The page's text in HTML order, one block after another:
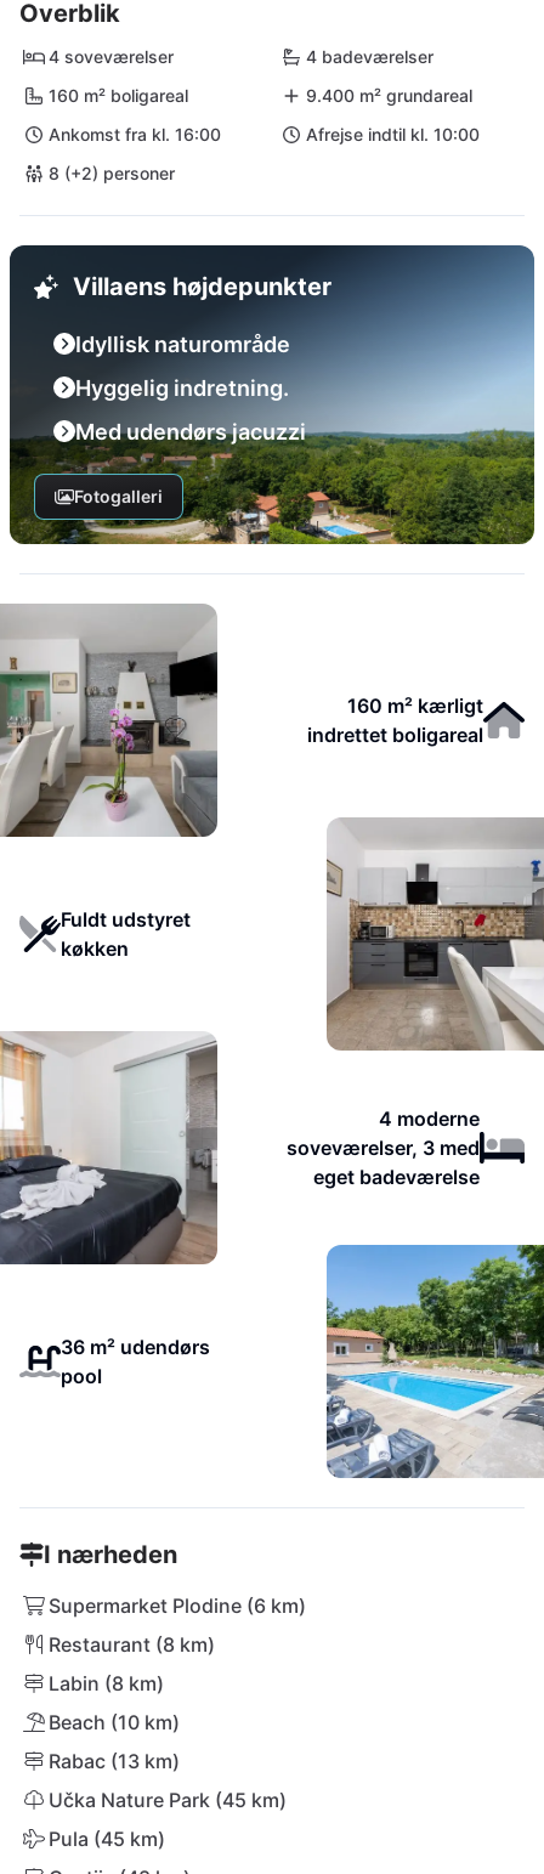
Overblik
4 soveværelser
4 badeværelser
160 m² boligareal
9.400 m² grundareal
Ankomst fra kl. 16:00
Afrejse indtil kl. 10:00
8 (+2) personer
Villaens højdepunkter
Idyllisk naturområde
Hyggelig indretning.
Med udendørs jacuzzi
Fotogalleri
160 m² kærligt
indrettet boligareal
Fuldt udstyret
køkken
4 moderne
soveværelser, 3 med
eget badeværelse
36 m² udendørs
pool
I nærheden
Supermarket Plodine (6 km)
Restaurant (8 km)
Labin (8 km)
Beach (10 km)
Rabac (13 km)
Učka Nature Park (45 km)
Pula (45 km)